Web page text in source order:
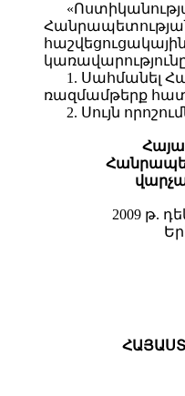
Հանրապետության
1. Սահմանել
ռազմամթերք
2. Սույն
2009 թ.